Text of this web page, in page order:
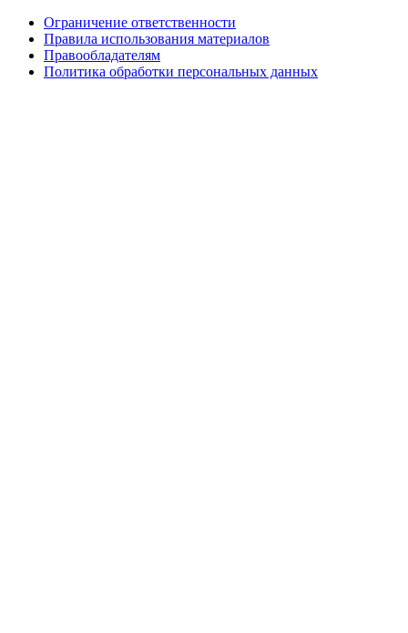
Ограничение ответственности
Правила использования материалов
Правообладателям
Политика обработки персональных данных